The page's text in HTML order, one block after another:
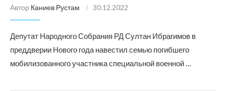
Автор Каниев Рустам 30.12.2022
Депутат Народного Собрания РД Султан Ибрагимов в
преддверии Нового года навестил семью погибшего
мобилизованного участника специальной военной …